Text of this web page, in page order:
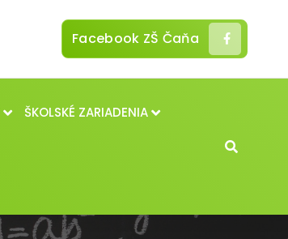
Facebook ZŠ Čaňa
ŠKOLSKÉ ZARIADENIA